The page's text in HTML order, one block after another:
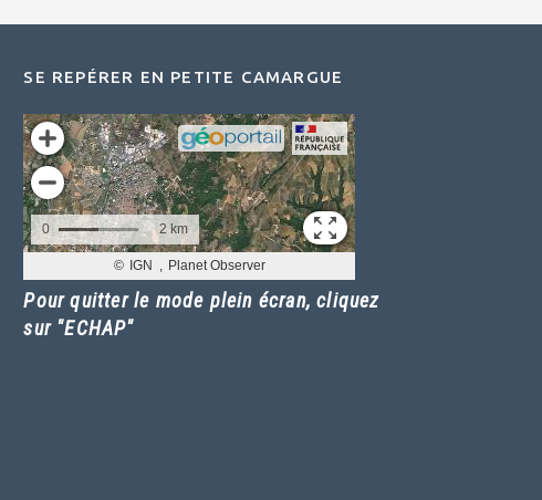
SE REPÉRER EN PETITE CAMARGUE
Pour quitter le mode plein écran, cliquez
sur "ECHAP"